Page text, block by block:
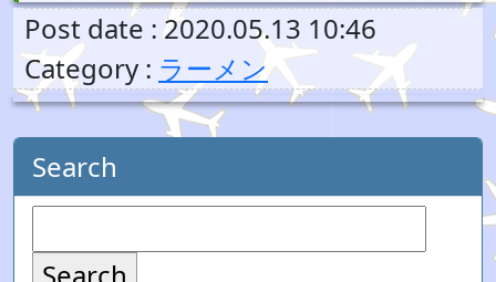
Post date : 2020.05.13 10:46
Category : ラーメン
Search